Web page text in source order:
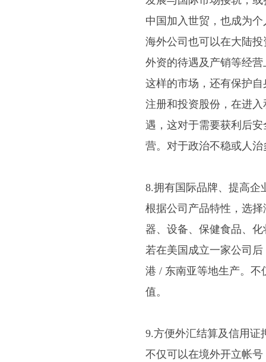
中国加入世贸，也成为
海外公司也可以在大陆
外资的待遇及产销等经
这样的市场，还有保护
注册和投资股份，在进
遇，这对于需要获利后
营。对于政治不稳或人
8.拥有国际品牌、提高企
根据公司产品特性，选
器、设备、保健食品、
若在美国成立一家公司
港 / 东南亚等地生产。不
值。
9.方便外汇结算及信用证
不仅可以在境外开立帐